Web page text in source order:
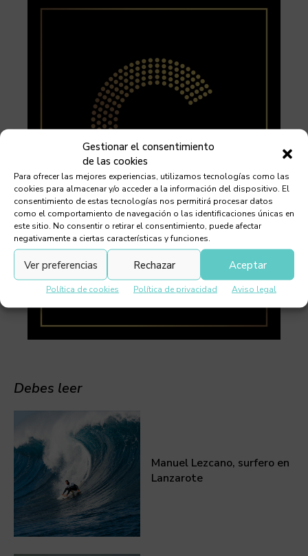
Gestionar el consentimiento
de las cookies
Para ofrecer las mejores experiencias, utilizamos tecnologías como las
cookies para almacenar y/o acceder a la información del dispositivo. El
consentimiento de estas tecnologías nos permitirá procesar datos
como el comportamiento de navegación o las identificaciones únicas en
este sitio. No consentir o retirar el consentimiento, puede afectar
negativamente a ciertas características y funciones.
Aceptar
Rechazar
Ver preferencias
Política de cookies Política de privacidad Aviso legal
Debes leer
Manuel Lezcano, surfero en
Lanzarote